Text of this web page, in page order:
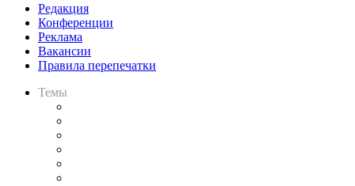
Редакция
Конференции
Реклама
Вакансии
Правила перепечатки
Темы